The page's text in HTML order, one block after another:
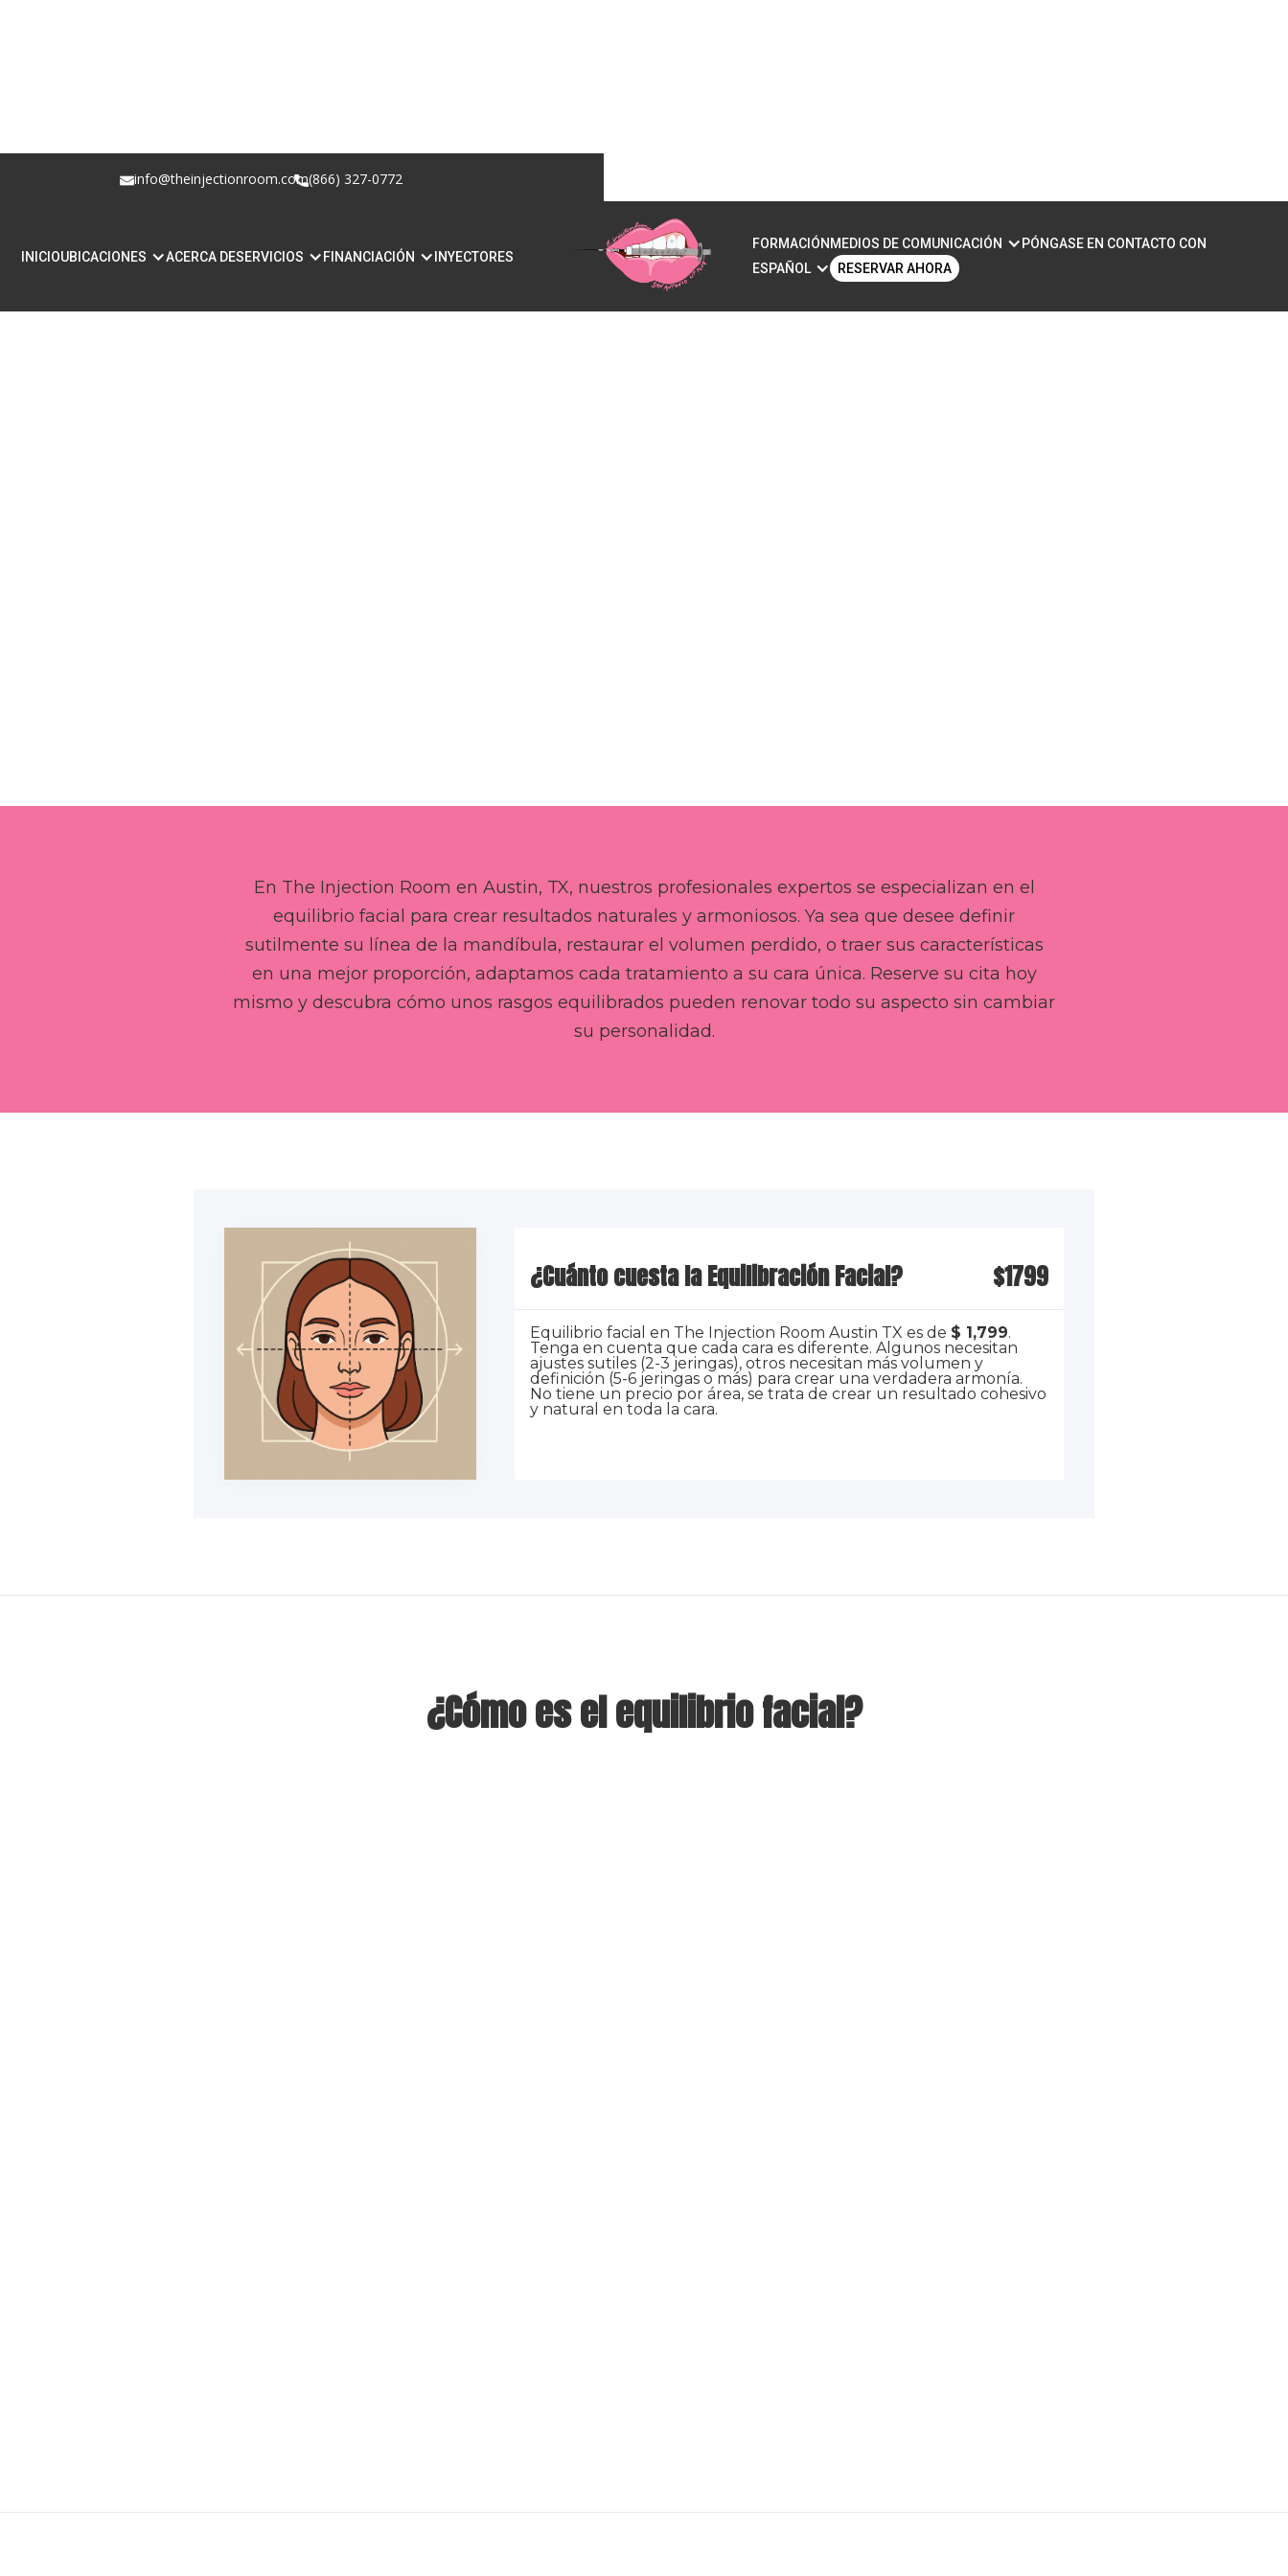
info@theinjectionroom.com(866) 327-0772
INICIOUBICACIONES ACERCA DESERVICIOS FINANCIACIÓN INYECTORES
FORMACIÓNMEDIOS DE COMUNICACIÓN
PÓNGASE EN CONTACTO CON
ESPAÑOL
RESERVAR AHORA
En The Injection Room en Austin, TX, nuestros profesionales expertos se especializan en el
equilibrio facial para crear resultados naturales y armoniosos. Ya sea que desee definir
sutilmente su línea de la mandíbula, restaurar el volumen perdido, o traer sus características
en una mejor proporción, adaptamos cada tratamiento a su cara única. Reserve su cita hoy
mismo y descubra cómo unos rasgos equilibrados pueden renovar todo su aspecto sin cambiar
su personalidad.
¿Cuánto cuesta la Equilibración Facial? $1799
Equilibrio facial en The Injection Room Austin TX es de $ 1,799.
Tenga en cuenta que cada cara es diferente. Algunos necesitan
ajustes sutiles (2-3 jeringas), otros necesitan más volumen y
definición (5-6 jeringas o más) para crear una verdadera armonía.
No tiene un precio por área, se trata de crear un resultado cohesivo
y natural en toda la cara.
¿Cómo es el equilibrio facial?